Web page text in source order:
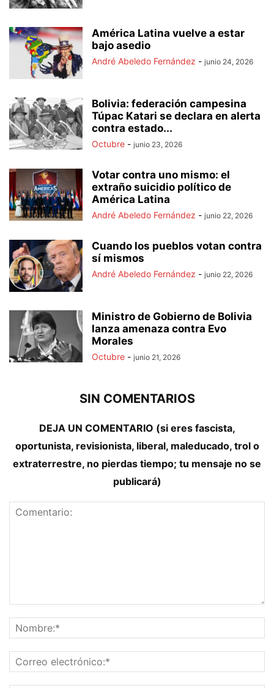
América Latina vuelve a estar
bajo asedio
André Abeledo Fernández - junio 24, 2026
Bolivia: federación campesina
Túpac Katari se declara en alerta
contra estado...
Octubre - junio 23, 2026
Votar contra uno mismo: el
extraño suicidio político de
América Latina
André Abeledo Fernández - junio 22, 2026
Cuando los pueblos votan contra
sí mismos
André Abeledo Fernández - junio 22, 2026
Ministro de Gobierno de Bolivia
lanza amenaza contra Evo
Morales
Octubre - junio 21, 2026
SIN COMENTARIOS
DEJA UN COMENTARIO (si eres fascista,
oportunista, revisionista, liberal, maleducado, trol o
extraterrestre, no pierdas tiempo; tu mensaje no se
publicará)